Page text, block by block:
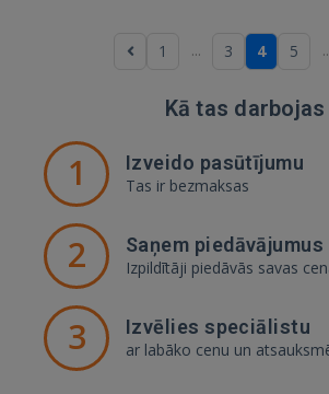
1 ... 3 4 5
Kā tas darbojas
1 Izveido pasūtījumu
Tas ir bezmaksas
2 Saņem piedāvājumus
Izpildītāji piedāvās savas
3 Izvēlies speciālistu
ar labāko cenu un